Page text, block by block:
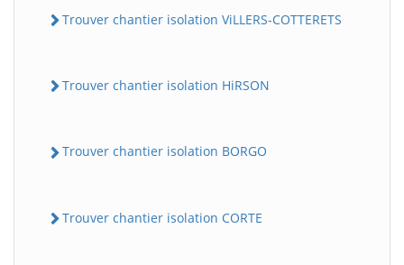
Trouver chantier isolation ViLLERS-COTTERETS
Trouver chantier isolation HiRSON
Trouver chantier isolation BORGO
Trouver chantier isolation CORTE